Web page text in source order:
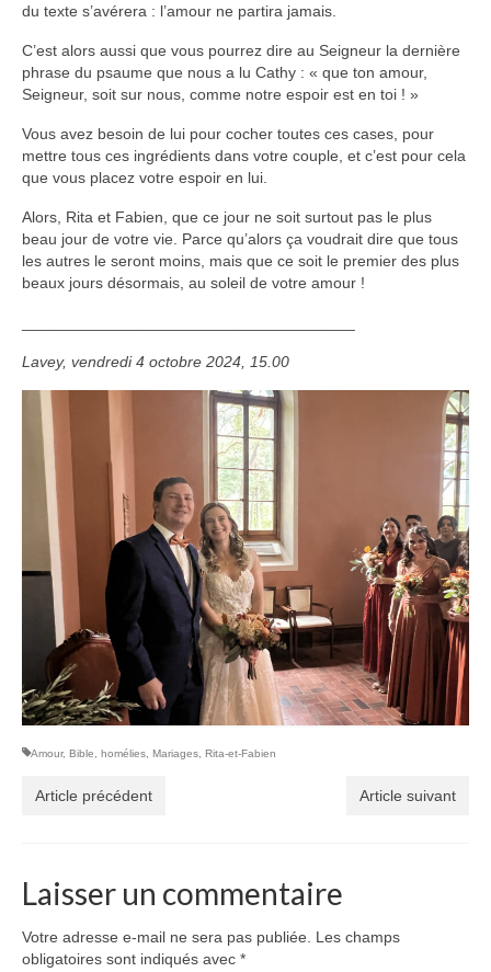
du texte s’avérera : l’amour ne partira jamais.
C’est alors aussi que vous pourrez dire au Seigneur la dernière
phrase du psaume que nous a lu Cathy : « que ton amour,
Seigneur, soit sur nous, comme notre espoir est en toi ! »
Vous avez besoin de lui pour cocher toutes ces cases, pour
mettre tous ces ingrédients dans votre couple, et c’est pour cela
que vous placez votre espoir en lui.
Alors, Rita et Fabien, que ce jour ne soit surtout pas le plus
beau jour de votre vie. Parce qu’alors ça voudrait dire que tous
les autres le seront moins, mais que ce soit le premier des plus
beaux jours désormais, au soleil de votre amour !
Lavey, vendredi 4 octobre 2024, 15.00
Amour, Bible, homélies, Mariages, Rita-et-Fabien
Article précédent Article suivant
Laisser un commentaire
Votre adresse e-mail ne sera pas publiée. Les champs
obligatoires sont indiqués avec *